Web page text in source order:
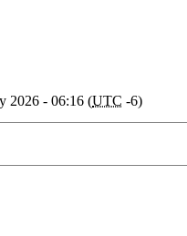
2026 - 06:16 (UTC -6)